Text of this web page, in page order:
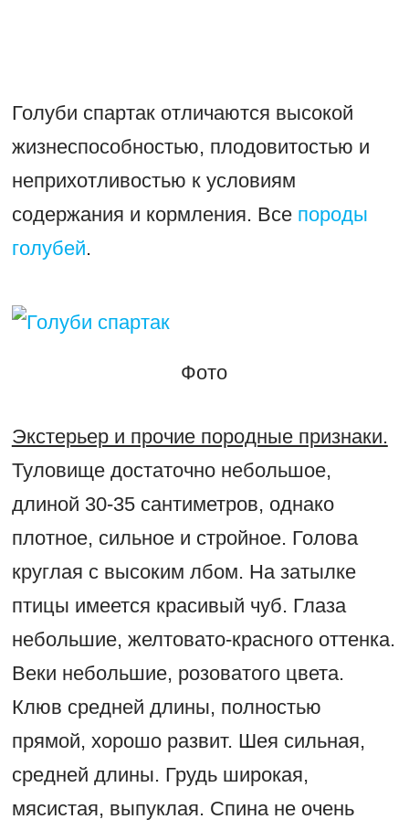
Голуби спартак отличаются высокой
жизнеспособностью, плодовитостью и
неприхотливостью к условиям
содержания и кормления. Все породы
голубей.
Фото
Экстерьер и прочие породные признаки.
Туловище достаточно небольшое,
длиной 30-35 сантиметров, однако
плотное, сильное и стройное. Голова
круглая с высоким лбом. На затылке
птицы имеется красивый чуб. Глаза
небольшие, желтовато-красного оттенка.
Веки небольшие, розоватого цвета.
Клюв средней длины, полностью
прямой, хорошо развит. Шея сильная,
средней длины. Грудь широкая,
мясистая, выпуклая. Спина не очень